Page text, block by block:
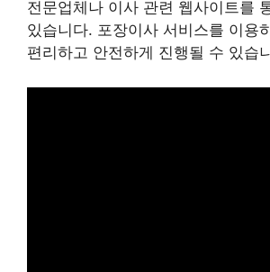
전문업체나 이사 관련 웹사이트를
있습니다. 포장이사 서비스를 이용
편리하고 안전하게 진행될 수 있습